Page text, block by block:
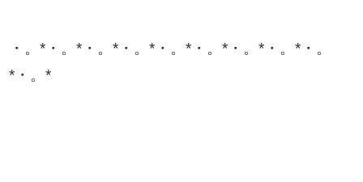
・。*・。*・。*・。*・。*・。*・。*・。*・。
*・。*